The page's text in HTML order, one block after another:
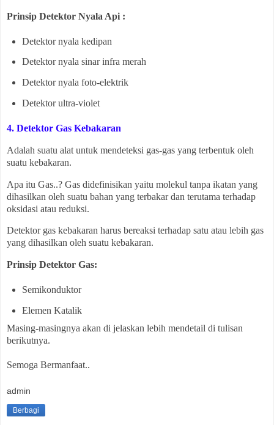
Prinsip Detektor Nyala Api :
Detektor nyala kedipan
Detektor nyala sinar infra merah
Detektor nyala foto-elektrik
Detektor ultra-violet
4. Detektor Gas Kebakaran
Adalah suatu alat untuk mendeteksi gas-gas yang terbentuk oleh
suatu kebakaran.
Apa itu Gas..? Gas didefinisikan yaitu molekul tanpa ikatan yang
dihasilkan oleh suatu bahan yang terbakar dan terutama terhadap
oksidasi atau reduksi.
Detektor gas kebakaran harus bereaksi terhadap satu atau lebih gas
yang dihasilkan oleh suatu kebakaran.
Prinsip Detektor Gas:
Semikonduktor
Elemen Katalik
Masing-masingnya akan di jelaskan lebih mendetail di tulisan
berikutnya.
Semoga Bermanfaat..
admin
Berbagi